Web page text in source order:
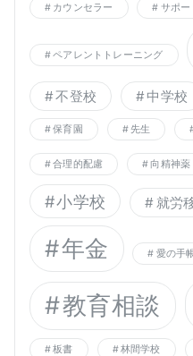
カウンセラー サポー
ペアレントトレーニング
不登校 中学校
保育園 先生
合理的配慮 向精神薬
小学校 就労
年金 愛の手
教育相談
板書 林間学校